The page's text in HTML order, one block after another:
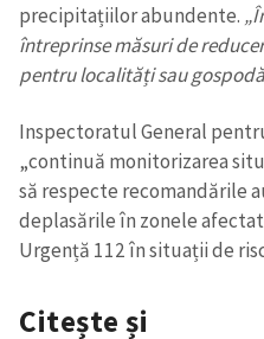
in English
precipitațiilor abundente.
întreprinse măsuri de
pentru localități sau
Inspectoratul General
„continuă monitorizarea
să respecte recomandările
deplasările în zonele
Urgență 112 în situații de
Citește și